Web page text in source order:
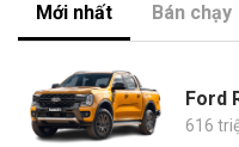
Mới nhất Bán chạy
Ford
616